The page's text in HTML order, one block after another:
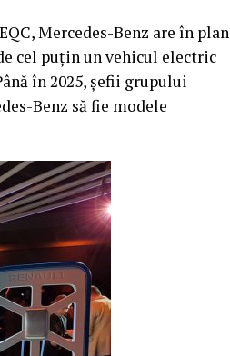
Mercedes-Benz are în plan
cel puţin un vehicul electric
în 2025, şefii grupului
Benz să fie modele